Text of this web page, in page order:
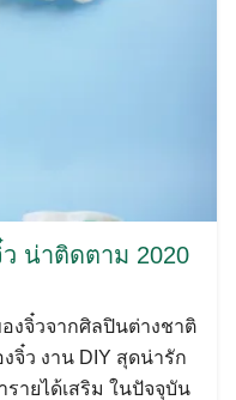
น่าติดตาม 2020
งจิ๋วจากศิลปินต่างชาติ
ว งาน DIY สุดน่ารัก
รายได้เสริม ในปัจจุบัน